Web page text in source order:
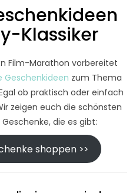
Klassiker
Film-Marathon vorbereitet
Geschenkideen zum Thema
ob praktisch oder einfach
zeigen euch die schönsten
die es gibt:
shoppen >>